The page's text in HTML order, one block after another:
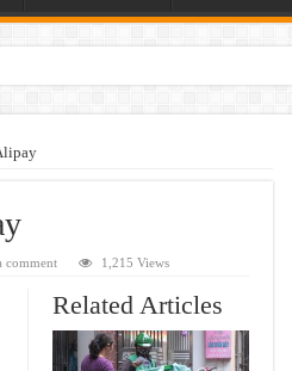
comment 1,215 Views
Related Articles